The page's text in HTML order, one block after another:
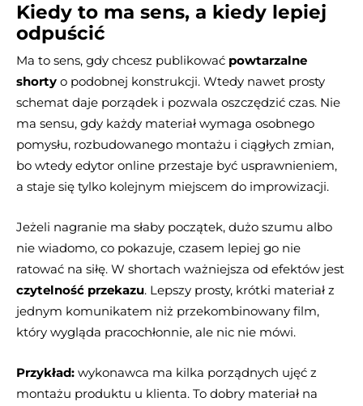
Kiedy to ma sens, a kiedy lepiej
odpuścić
Ma to sens, gdy chcesz publikować powtarzalne
shorty o podobnej konstrukcji. Wtedy nawet prosty
schemat daje porządek i pozwala oszczędzić czas. Nie
ma sensu, gdy każdy materiał wymaga osobnego
pomysłu, rozbudowanego montażu i ciągłych zmian,
bo wtedy edytor online przestaje być usprawnieniem,
a staje się tylko kolejnym miejscem do improwizacji.
Jeżeli nagranie ma słaby początek, dużo szumu albo
nie wiadomo, co pokazuje, czasem lepiej go nie
ratować na siłę. W shortach ważniejsza od efektów jest
czytelność przekazu. Lepszy prosty, krótki materiał z
jednym komunikatem niż przekombinowany film,
który wygląda pracochłonnie, ale nic nie mówi.
Przykład: wykonawca ma kilka porządnych ujęć z
montażu produktu u klienta. To dobry materiał na